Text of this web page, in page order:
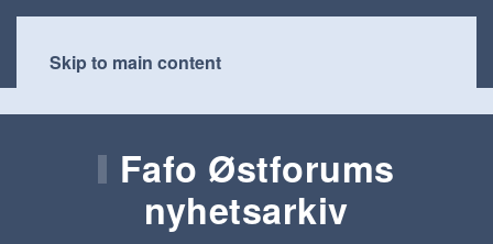
Skip to main content
Fafo Østforums
nyhetsarkiv